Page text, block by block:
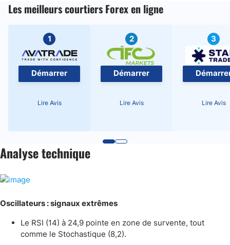
Les meilleurs courtiers Forex en ligne
1
Démarrer
Lire Avis
2
Démarrer
Lire Avis
3
Lire Avis
Analyse technique
Oscillateurs : signaux extrêmes
Le RSI (14) à 24,9 pointe en zone de survente, tout
comme le Stochastique (8,2).